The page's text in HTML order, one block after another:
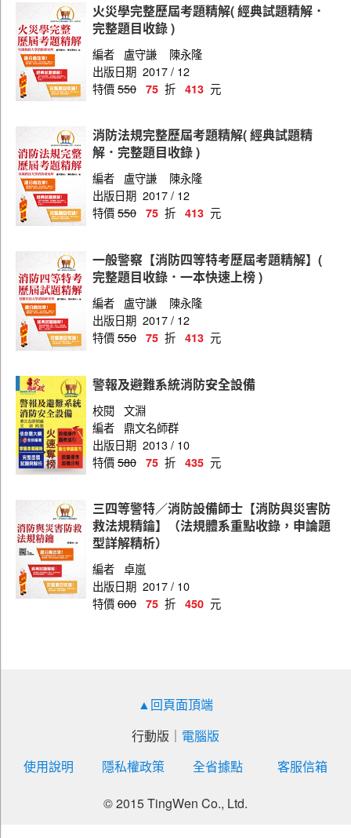
火災學完整歷屆考題精解( 經典試題精解．
完整題目收錄 )
編者 盧守謙
陳永隆
出版日期 2017 / 12
特價550 75 折 413 元
消防法規完整歷屆考題精解( 經典試題精
解．完整題目收錄 )
編者 盧守謙
陳永隆
出版日期 2017 / 12
特價550 75 折 413 元
一般警察【消防四等特考歷屆考題精解】(
完整題目收錄．一本快速上榜 )
編者 盧守謙
陳永隆
出版日期 2017 / 12
特價550 75 折 413 元
警報及避難系統消防安全設備
校閱 文淵
編者 鼎文名師群
出版日期 2013 / 10
特價580 75 折 435 元
三四等警特／消防設備師士【消防與災害防
救法規精鑰】（法規體系重點收錄，申論題
型詳解精析）
編者 卓嵐
出版日期 2017 / 10
特價600 75 折 450 元
▲回頁面頂端
行動版 ｜ 電腦版
使用說明
隱私權政策 全省據點 客服信箱
© 2015 TingWen Co., Ltd.